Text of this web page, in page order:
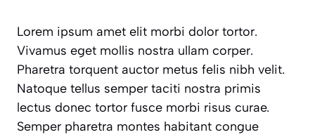
Lorem ipsum amet elit morbi dolor tortor.
Vivamus eget mollis nostra ullam corper.
Pharetra torquent auctor metus felis nibh velit.
Natoque tellus semper taciti nostra primis
lectus donec tortor fusce morbi risus curae.
Semper pharetra montes habitant congue